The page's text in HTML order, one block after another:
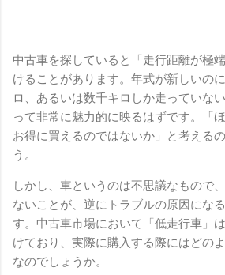
中古車を探していると「走行距離が極
けることがあります。年式が新しいの
ロ、あるいは数千キロしか走っていな
って非常に魅力的に映るはずです。「
お得に買えるのではないか」と考える
う。
しかし、車というのは不思議なもので
ないことが、逆にトラブルの原因にな
す。中古車市場において「低走行車」
けており、実際に購入する際にはどの
なのでしょうか。